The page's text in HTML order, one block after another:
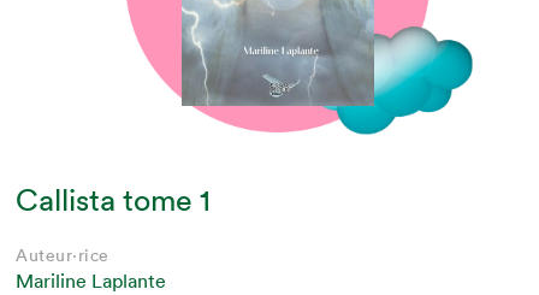
Callista tome 1
Auteur·rice
Mariline Laplante